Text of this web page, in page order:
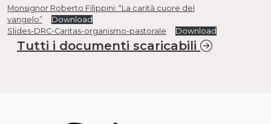
Monsignor Roberto Filippini: “La carità cuore del
vangelo”
Download
Slides-DRC-Caritas-organismo-pastorale
Download
Tutti i documenti scaricabili